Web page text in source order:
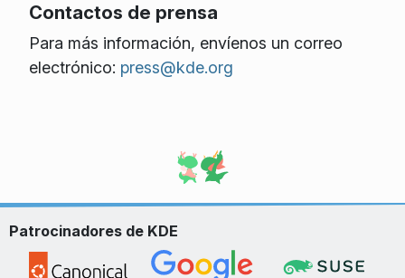
Contactos de prensa
Para más información, envíenos un correo
electrónico: press@kde.org
Patrocinadores de KDE